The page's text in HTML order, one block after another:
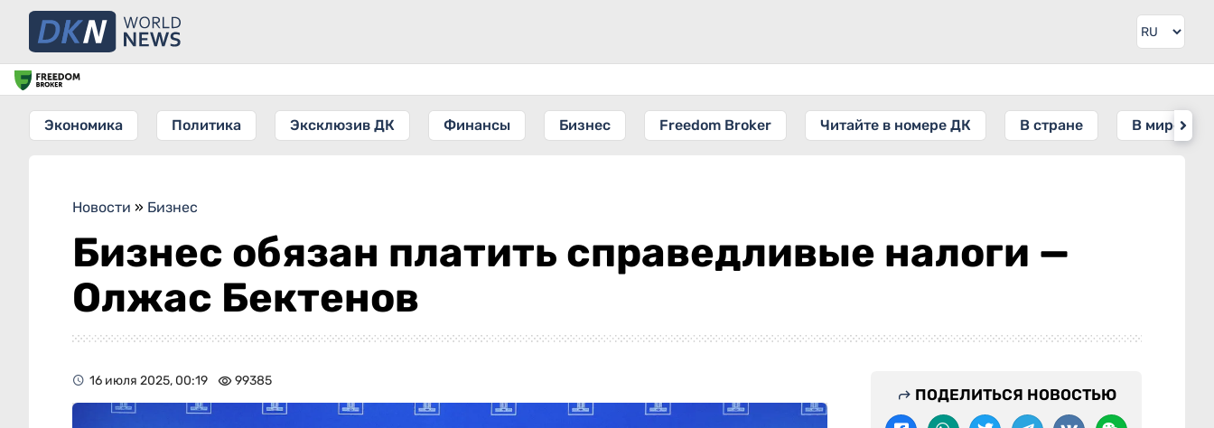
Экономика Политика Эксклюзив ДК Финансы Бизнес Freedom Broker Читайте в номере ДК В стране В мире
Новости » Бизнес
Бизнес обязан платить справедливые налоги —
Олжас Бектенов
16 июля 2025, 00:19 99385
ПОДЕЛИТЬСЯ НОВОСТЬЮ